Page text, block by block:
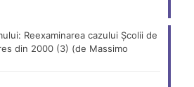
Reexaminarea cazului Școlii de
din 2000 (3) (de Massimo